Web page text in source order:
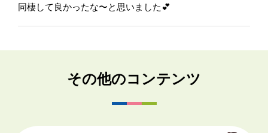
同棲して良かったな〜と思いました💕
その他のコンテンツ